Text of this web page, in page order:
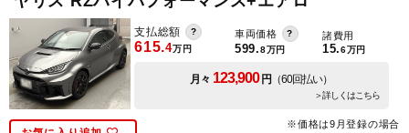
支払総額
615.4万円
車両価格
599.8万円
諸費用
15.6万円
月々 123,900円 （60回払い）
＞詳しくはこちら
※価格は9月登録の場合